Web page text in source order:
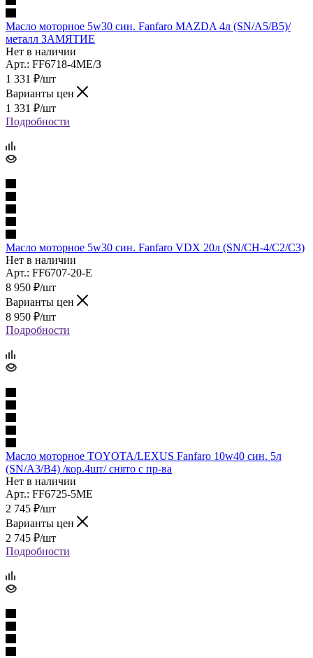
Масло моторное 5w30 син. Fanfaro MAZDA 4л (SN/A5/B5)/
металл ЗАМЯТИЕ
Нет в наличии
Арт.: FF6718-4ME/З
1 331 ₽/шт
Варианты цен
1 331 ₽/шт
Подробности
Масло моторное 5w30 син. Fanfaro VDX 20л (SN/CH-4/C2/C3)
Нет в наличии
Арт.: FF6707-20-E
8 950 ₽/шт
Варианты цен
8 950 ₽/шт
Подробности
Масло моторное TOYOTA/LEXUS Fanfaro 10w40 син. 5л
(SN/A3/B4) /кор.4шт/ снято с пр-ва
Нет в наличии
Арт.: FF6725-5ME
2 745 ₽/шт
Варианты цен
2 745 ₽/шт
Подробности